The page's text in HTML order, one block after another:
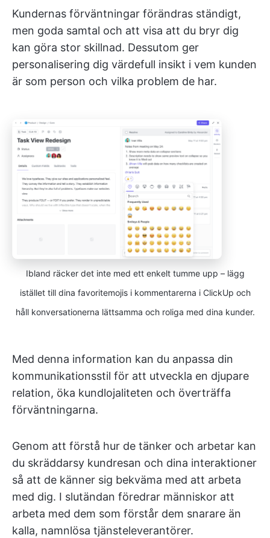
Kundernas förväntningar förändras ständigt,
men goda samtal och att visa att du bryr dig
kan göra stor skillnad. Dessutom ger
personalisering dig värdefull insikt i vem kunden
är som person och vilka problem de har.
Ibland räcker det inte med ett enkelt tumme upp – lägg
istället till dina favoritemojis i kommentarerna i ClickUp och
håll konversationerna lättsamma och roliga med dina kunder.
Med denna information kan du anpassa din
kommunikationsstil för att utveckla en djupare
relation, öka kundlojaliteten och överträffa
förväntningarna.
Genom att förstå hur de tänker och arbetar kan
du skräddarsy kundresan och dina interaktioner
så att de känner sig bekväma med att arbeta
med dig. I slutändan föredrar människor att
arbeta med dem som förstår dem snarare än
kalla, namnlösa tjänsteleverantörer.